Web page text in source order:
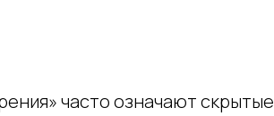
часто означают скрытые